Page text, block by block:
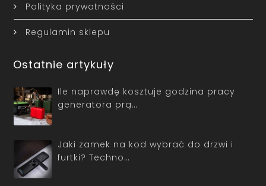
Polityka prywatności
Regulamin sklepu
Ostatnie artykuły
Ile naprawdę kosztuje godzina pracy
generatora prą…
Jaki zamek na kod wybrać do drzwi i
furtki? Techno…